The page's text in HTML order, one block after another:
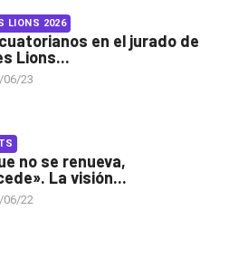
LIONS 2026
en el jurado de
Lions...
06/23
no se renueva,
La visión...
06/22